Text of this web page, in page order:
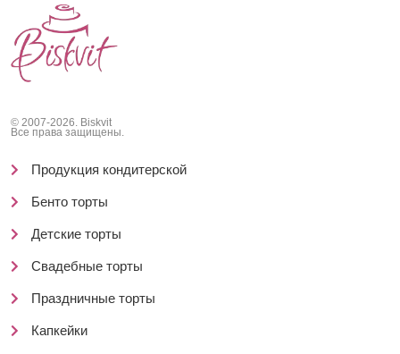
© 2007-2026. Biskvit
Все права защищены.
Продукция кондитерской
Бенто торты
Детские торты
Свадебные торты
Праздничные торты
Капкейки